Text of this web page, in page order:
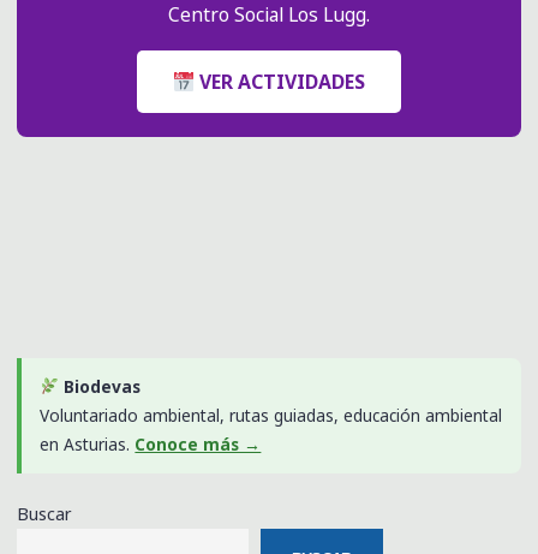
Centro Social Los Lugg.
VER ACTIVIDADES
Biodevas
Voluntariado ambiental, rutas guiadas, educación ambiental
en Asturias. Conoce más →
Buscar